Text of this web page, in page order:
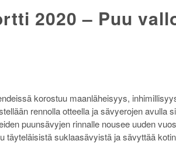
2020 – Puu
korostuu maanläheisyys,
rennolla otteella ja sävyerojen avulla
puunsävyjen rinnalle nousee uuden
täyteläisistä suklaasävyistä ja sävyttää